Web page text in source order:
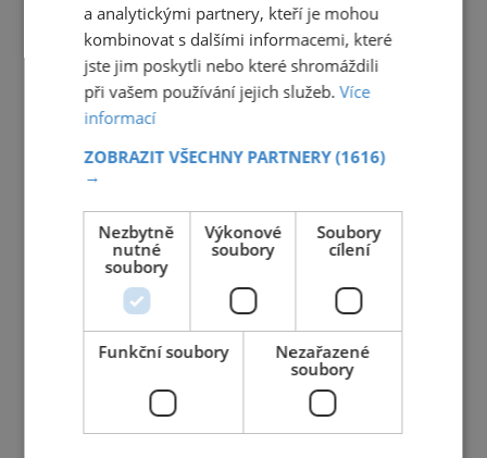
a analytickými partnery, kteří je mohou
kombinovat s dalšími informacemi, které
jste jim poskytli nebo které shromáždili
při vašem používání jejich služeb.Více
informací
ZOBRAZIT VŠECHNY PARTNERY(1616)
→
Nezbytně
nutné
soubory
Výkonové
soubory
Soubory
cílení
Funkční soubory
Nezařazené
soubory